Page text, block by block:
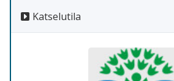
Katselutila